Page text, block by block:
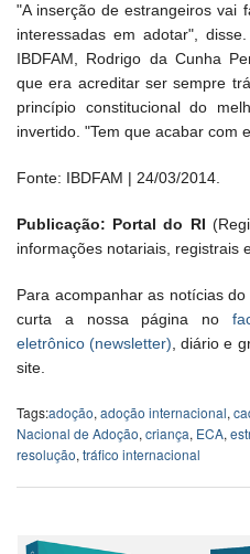
"A inserção de estrangeiros vai
interessadas em adotar",
IBDFAM, Rodrigo da Cunha
que era acreditar ser sempre
princípio constitucional do
invertido. "Tem que acabar com
Fonte: IBDFAM | 24/03/2014.
Publicação: Portal do RI
informações notariais, registrais
Para acompanhar as notícias
curta a nossa página no
eletrônico (newsletter) , diário e
site.
Tags:adoção, adoção internacional,
Nacional de Adoção, criança, ECA,
resolução, tráfico internacional